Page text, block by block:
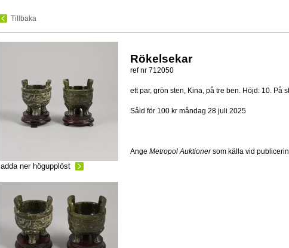
Tillbaka
ladda ner högupplöst
Rökelsekar
ref nr 712050
ett par, grön sten, Kina, på tre ben. Höjd: 10. På
Såld för 100 krmåndag 28 juli 2025
Ange Metropol Auktionersom källa vid